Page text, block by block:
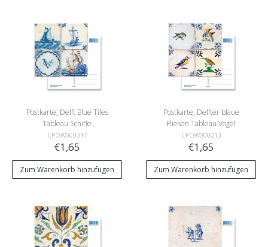
Postkarte, Delft Blue Tiles
Tableau Schiffe
CPOW000017
€1,65
Zum Warenkorb hinzufügen
Postkarte, Delfter blaue
Fliesen Tableau Vögel
CPOW000013
€1,65
Zum Warenkorb hinzufügen